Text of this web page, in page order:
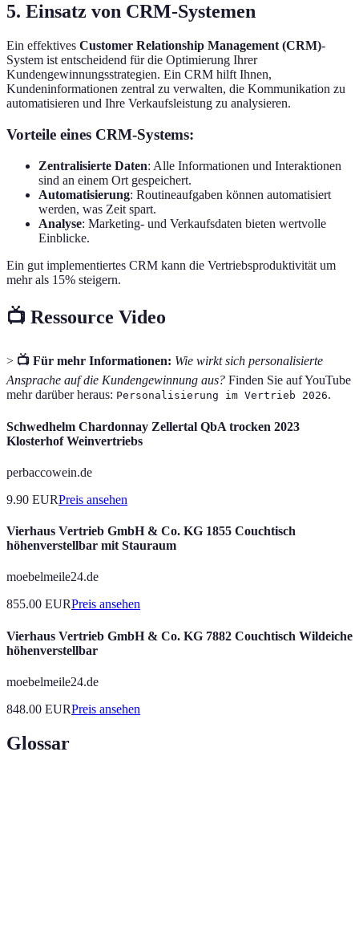
5. Einsatz von CRM-Systemen
Ein effektives Customer Relationship Management (CRM)-
System ist entscheidend für die Optimierung Ihrer
Kundengewinnungsstrategien. Ein CRM hilft Ihnen,
Kundeninformationen zentral zu verwalten, die Kommunikation zu
automatisieren und Ihre Verkaufsleistung zu analysieren.
Vorteile eines CRM-Systems:
Zentralisierte Daten: Alle Informationen und Interaktionen
sind an einem Ort gespeichert.
Automatisierung: Routineaufgaben können automatisiert
werden, was Zeit spart.
Analyse: Marketing- und Verkaufsdaten bieten wertvolle
Einblicke.
Ein gut implementiertes CRM kann die Vertriebsproduktivität um
mehr als 15% steigern.
📺 Ressource Video
> 📺 Für mehr Informationen: Wie wirkt sich personalisierte
Ansprache auf die Kundengewinnung aus? Finden Sie auf YouTube
mehr darüber heraus: Personalisierung im Vertrieb 2026.
Schwedhelm Chardonnay Zellertal QbA trocken 2023
Klosterhof Weinvertriebs
perbaccowein.de
9.90 EURPreis ansehen
Vierhaus Vertrieb GmbH & Co. KG 1855 Couchtisch
höhenverstellbar mit Stauraum
moebelmeile24.de
855.00 EURPreis ansehen
Vierhaus Vertrieb GmbH & Co. KG 7882 Couchtisch Wildeiche
höhenverstellbar
moebelmeile24.de
848.00 EURPreis ansehen
Glossar